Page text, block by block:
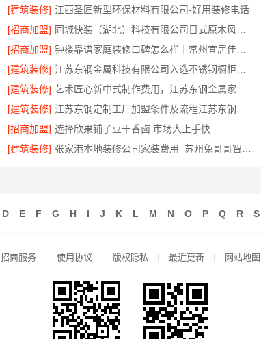
[建筑装修] 江西圣匠新型环保材料有限公司-好用装修电话
[招商加盟]
[招商加盟]
[建筑装修]
[建筑装修]
[建筑装修]
[招商加盟] 选择欣果铺子豆干香卤 市场大上手快
[建筑装修]
D E F G H I J K L M N O P Q R S
招商服务 使用协议 版权隐私 最近更新 网站地图